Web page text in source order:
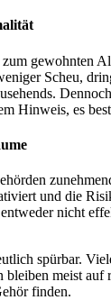
gewohnten
Scheu,
Hinweis, es
und die
nicht
spürbar.
meist
finden.